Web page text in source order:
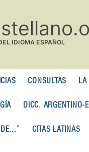
CONSULTAS
DICC. ARGENTINO-
CITAS LATINAS